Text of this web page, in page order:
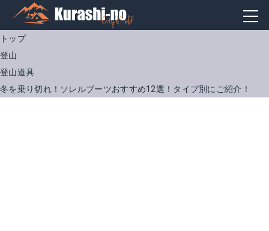
トップ
登山
登山道具
冬を乗り切れ！ソレルブーツおすすめ12選！タイプ別にご紹介！